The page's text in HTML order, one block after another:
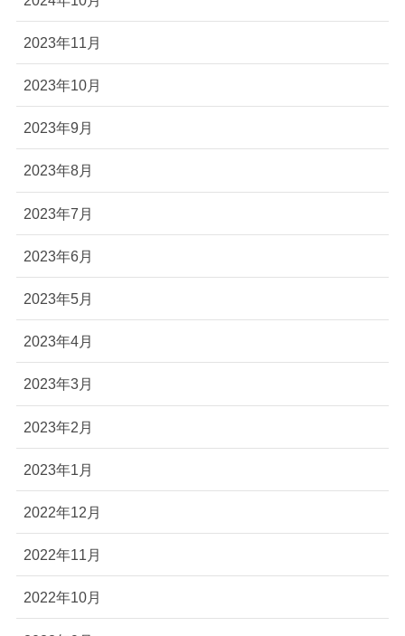
2023年11月
2023年10月
2023年9月
2023年8月
2023年7月
2023年6月
2023年5月
2023年4月
2023年3月
2023年2月
2023年1月
2022年12月
2022年11月
2022年10月